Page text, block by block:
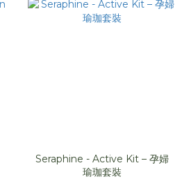
Seraphine - Active Kit – 孕婦
瑜珈套裝